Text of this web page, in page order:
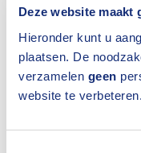
Deze website maakt
Hieronder kunt u
plaatsen. De
verzamelen geen
website te verbeteren.